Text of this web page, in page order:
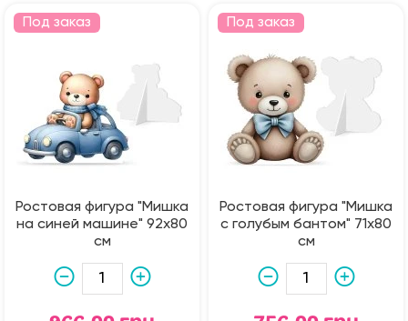
Под заказ
Ростовая фигура "Мишка
на синей машине" 92х80
см
Под заказ
Ростовая фигура "Мишка
с голубым бантом" 71х80
см